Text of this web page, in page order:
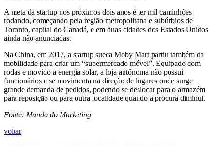
A meta da startup nos próximos dois anos é ter mil caminhões
rodando, começando pela região metropolitana e subúrbios de
Toronto, capital do Canadá, e em duas cidades dos Estados Unidos
ainda não anunciadas.
Na China, em 2017, a startup sueca Moby Mart partiu também da
mobilidade para criar um “supermercado móvel”. Equipado com
rodas e movido a energia solar, a loja autônoma não possui
funcionários e se movimenta na direção de lugares onde surge
grande demanda de pedidos, podendo se deslocar para o armazém
para reposição ou para outra localidade quando a procura diminui.
Fonte: Mundo do Marketing
voltar